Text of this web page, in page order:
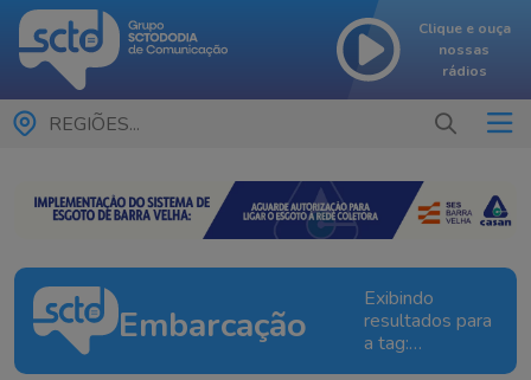
Clique e ouça
nossas
rádios
REGIÕES...
Embarcação
Exibindo
resultados para
a tag: